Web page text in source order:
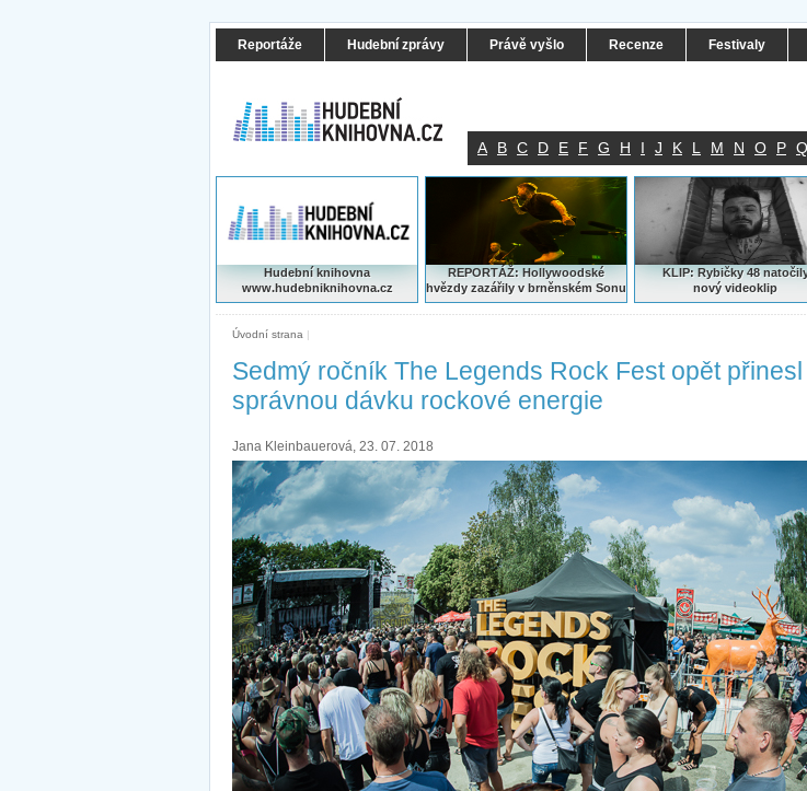
Reportáže Hudební zprávy Právě vyšlo Recenze Festivaly
A B C D E F G H I J K L M N O P Q
Hudební knihovna
www.hudebniknihovna.cz
REPORTÁŽ: Hollywoodské
hvězdy zazářily v brněnském Sonu
KLIP: Rybičky 48
nový videoklip
Úvodní strana |
Sedmý ročník The Legends Rock Fest opět přinesl
správnou dávku rockové energie
Jana Kleinbauerová, 23. 07. 2018